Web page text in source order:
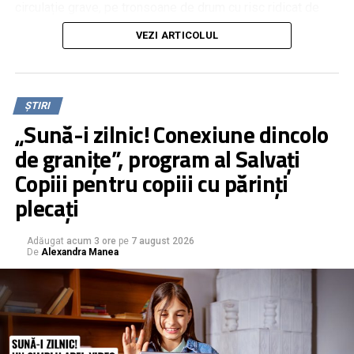
evenimente rutiere, Roman TV a propus montarea unor
panouri stradale cu mesaje impactante și cu imagini reale
Municipiului Roman spun că este una bună, dar nu simplu
VEZI ARTICOLUL
ȘTIRI
„Sună-i zilnic! Conexiune dincolo
de granițe”, program al Salvați
Copiii pentru copiii cu părinți
plecați
Adăugat acum 3 ore pe 7 august 2026
De Alexandra Manea